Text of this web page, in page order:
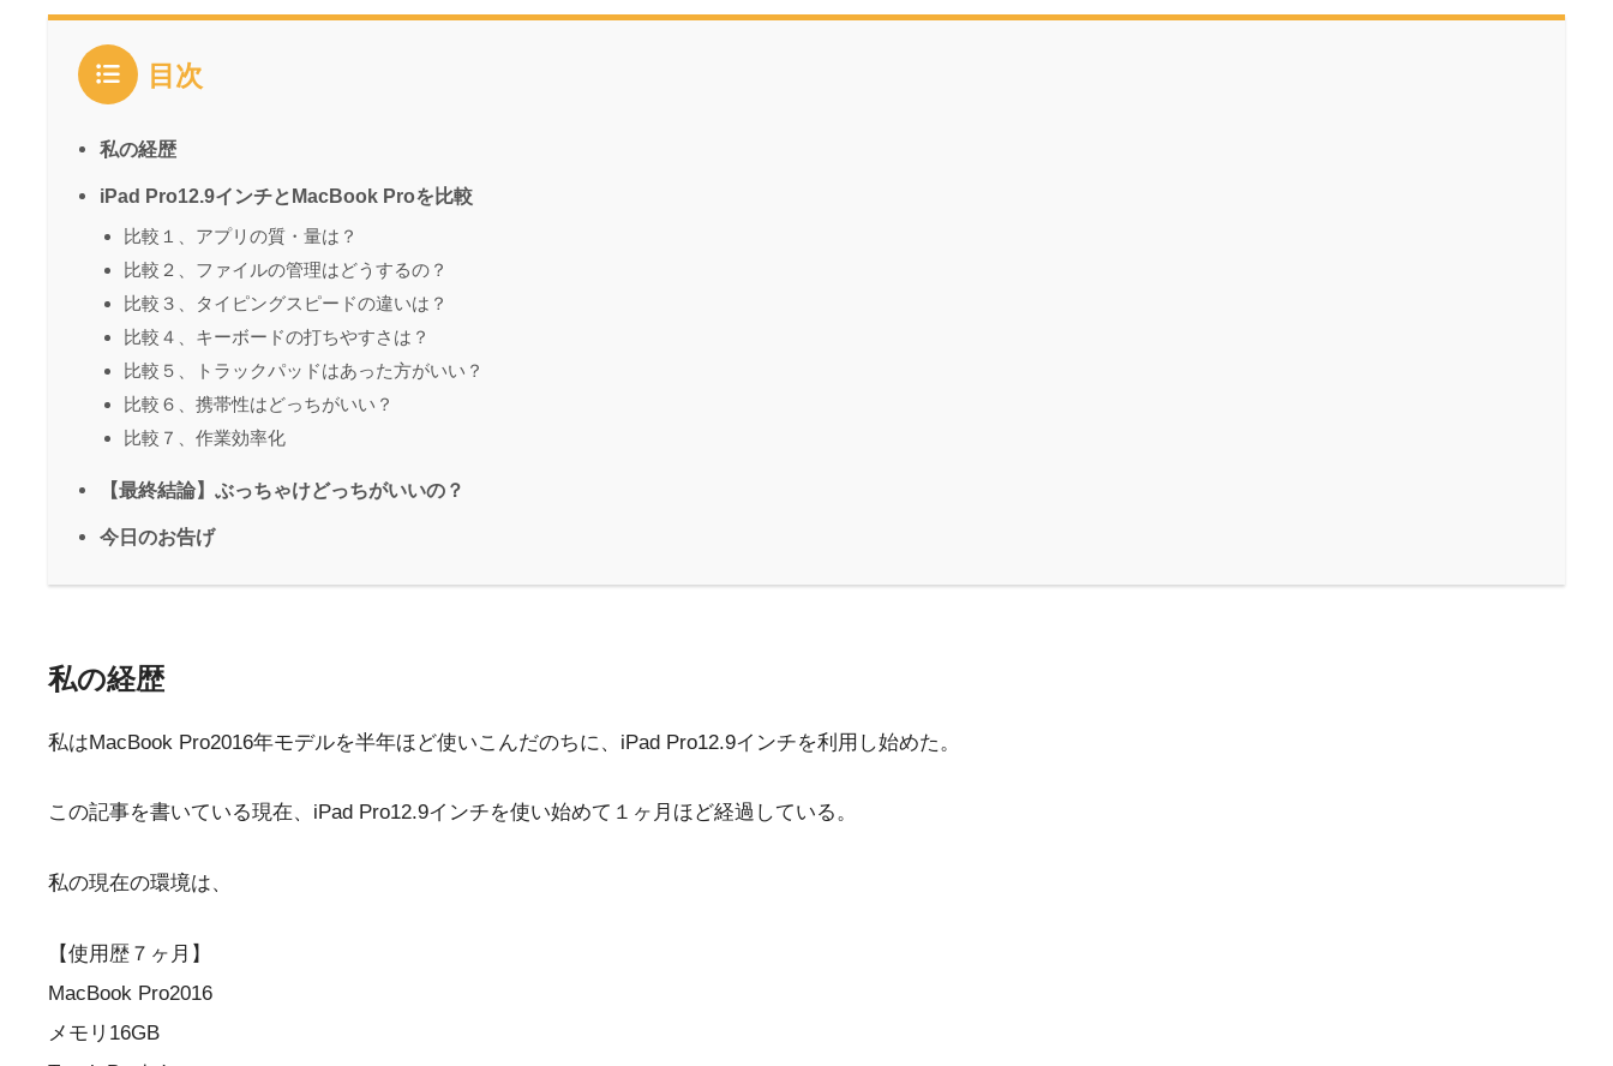
目次
私の経歴
iPad Pro12.9インチとMacBook Proを比較
比較１、アプリの質・量は？
比較２、ファイルの管理はどうするの？
比較３、タイピングスピードの違いは？
比較４、キーボードの打ちやすさは？
比較５、トラックパッドはあった方がいい？
比較６、携帯性はどっちがいい？
比較７、作業効率化
【最終結論】ぶっちゃけどっちがいいの？
今日のお告げ
私の経歴
私はMacBook Pro2016年モデルを半年ほど使いこんだのちに、iPad Pro12.9インチを利用し始めた。
この記事を書いている現在、iPad Pro12.9インチを使い始めて１ヶ月ほど経過している。
私の現在の環境は、
【使用歴７ヶ月】
MacBook Pro2016
メモリ16GB